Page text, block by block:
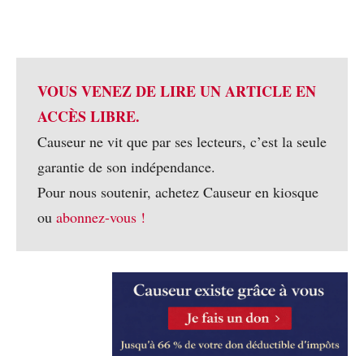
VOUS VENEZ DE LIRE UN ARTICLE EN
ACCÈS LIBRE.
Causeur ne vit que par ses lecteurs, c’est la seule
garantie de son indépendance.
Pour nous soutenir, achetez Causeur en kiosque
ou abonnez-vous !